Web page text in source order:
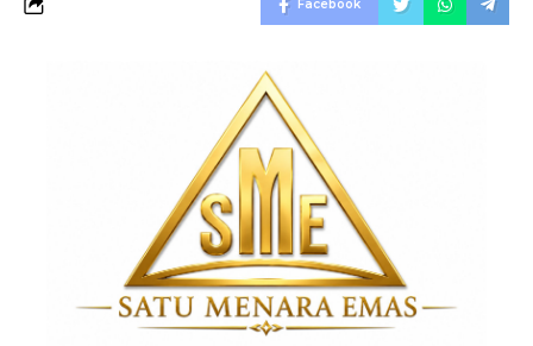
Facebook